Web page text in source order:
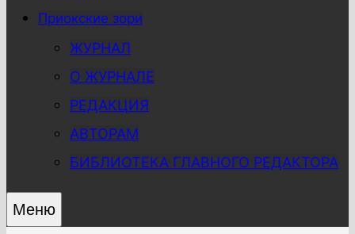
Приокские зори
ЖУРНАЛ
О ЖУРНАЛЕ
РЕДАКЦИЯ
АВТОРАМ
БИБЛИОТЕКА ГЛАВНОГО РЕДАКТОРА
Меню